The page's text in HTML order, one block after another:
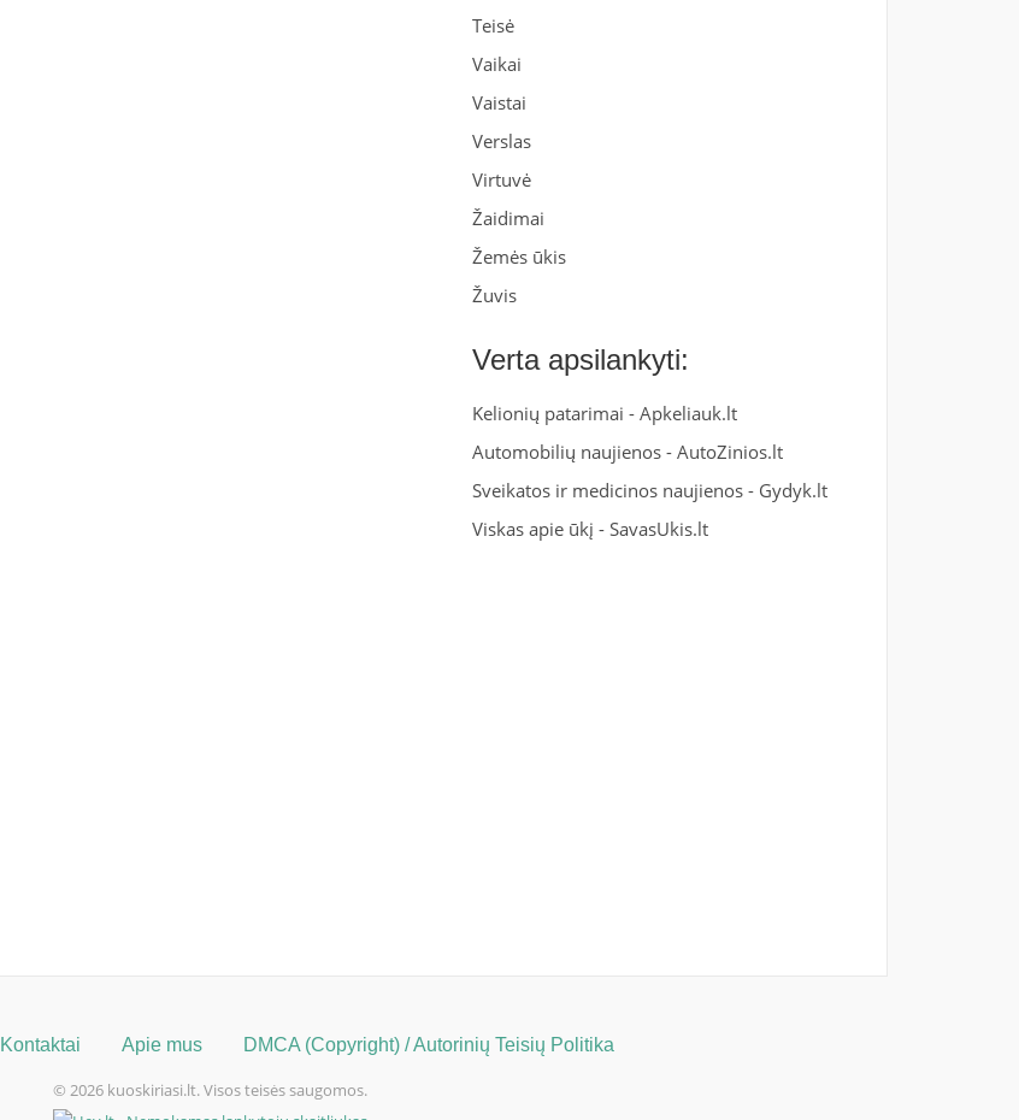
Teisė
Vaikai
Vaistai
Verslas
Virtuvė
Žaidimai
Žemės ūkis
Žuvis
Verta apsilankyti:
Kelionių patarimai -Apkeliauk.lt
Automobilių naujienos -AutoZinios.lt
Sveikatos ir medicinos naujienos - Gydyk.lt
Viskas apie ūkį -SavasUkis.lt
Kontaktai Apie mus DMCA (Copyright) / Autorinių Teisių Politika
© 2026 kuoskiriasi.lt. Visos teisės saugomos.